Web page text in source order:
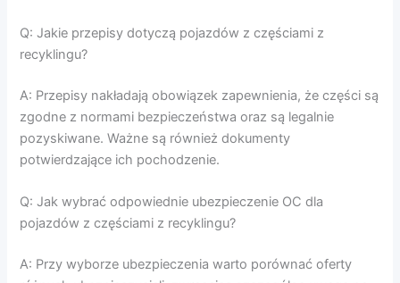
Q: Jakie przepisy dotyczą pojazdów z częściami z
recyklingu?
A: Przepisy nakładają obowiązek zapewnienia, że części są
zgodne z normami bezpieczeństwa oraz są legalnie
pozyskiwane. Ważne są również dokumenty
potwierdzające ich pochodzenie.
Q: Jak wybrać odpowiednie ubezpieczenie OC dla
pojazdów z częściami z recyklingu?
A: Przy wyborze ubezpieczenia warto porównać oferty